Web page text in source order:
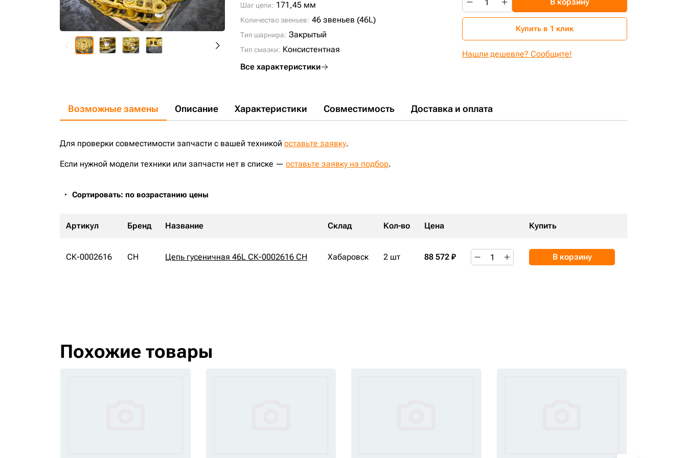
Шаг цепи: 171,45 мм
Количество звеньев: 46 звеньев (46L)
Тип шарнира: Закрытый
Тип смазки: Консистентная
Все характеристики
Купить в 1 клик
Нашли дешевле? Сообщите!
Возможные замены Описание Характеристики Совместимость Доставка и оплата
Для проверки совместимости запчасти с вашей техникой оставьте заявку.
Если нужной модели техники или запчасти нет в списке — оставьте заявку на подбор.
Сортировать: по возрастанию цены
Артикул Бренд Название Склад Кол-во Цена Купить
СК-0002616 CH Цепь гусеничная 46L СК-0002616 CH Хабаровск 2 шт 88 572 ₽ В корзину
Похожие товары